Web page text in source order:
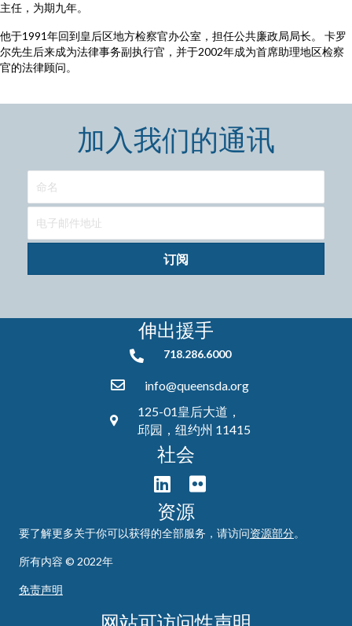
主任，为期九年。
他于1991年回到皇后区地方检察官办公室，担任公共廉政局局长。 卡罗
尔先生后来成为法律事务副执行官，并于2002年成为首席助理地区检察
官的法律顾问。
加入我们的通讯
订阅
伸出援手
718.286.6000718.286.6000
info@queensda.org
125-01皇后大道，
邱园，纽约州 11415
社会
资源
要了解更多关于你可以获得的全部服务，请访问资源部分。
所有内容 © 2022年
免责声明